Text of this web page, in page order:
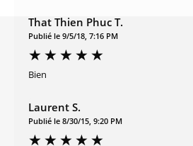
That Thien Phuc T.
Publié le 9/5/18, 7:16 PM
Bien
Laurent S.
Publié le 8/30/15, 9:20 PM